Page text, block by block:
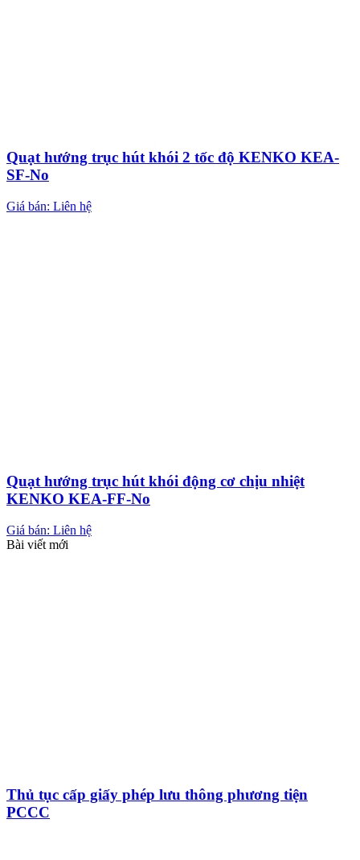
Quạt hướng trục hút khói 2 tốc độ KENKO KEA-
SF-No
Giá bán: Liên hệ
Quạt hướng trục hút khói động cơ chịu nhiệt
KENKO KEA-FF-No
Giá bán: Liên hệ
Bài viết mới
Thủ tục cấp giấy phép lưu thông phương tiện
PCCC